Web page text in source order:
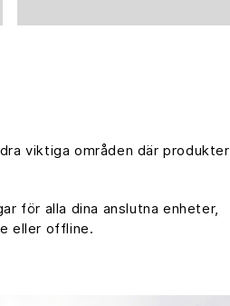
viktiga områden där produkter
för alla dina anslutna enheter,
eller offline.